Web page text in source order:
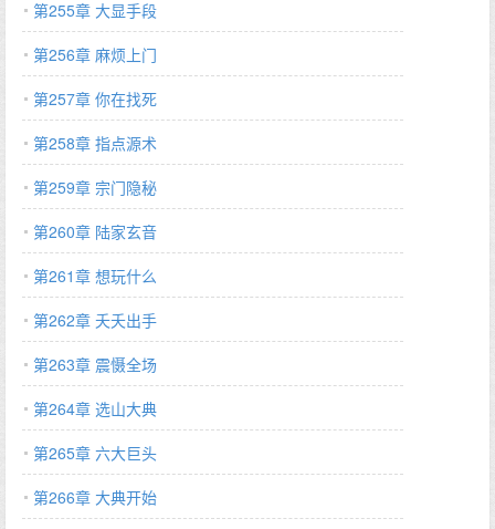
第255章 大显手段
第256章 麻烦上门
第257章 你在找死
第258章 指点源术
第259章 宗门隐秘
第260章 陆家玄音
第261章 想玩什么
第262章 夭夭出手
第263章 震慑全场
第264章 选山大典
第265章 六大巨头
第266章 大典开始